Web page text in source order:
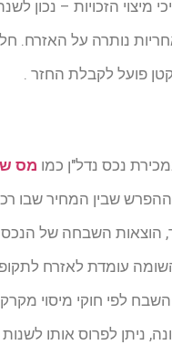
נותרה על האזרח. חלק
קטן פועל לקבלת החזר
נכס נדל"ן כמו מס
ההפרש שבין המחיר שבו
הוצאות השבחה של
עומדת לאזרח
לפי חוקי מיסוי
ניתן לפרוס אותו